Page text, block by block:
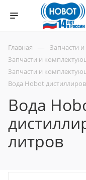
Главная — Запчасти
Запчасти и
Запчасти и
Вода Hobot
Вода
литров